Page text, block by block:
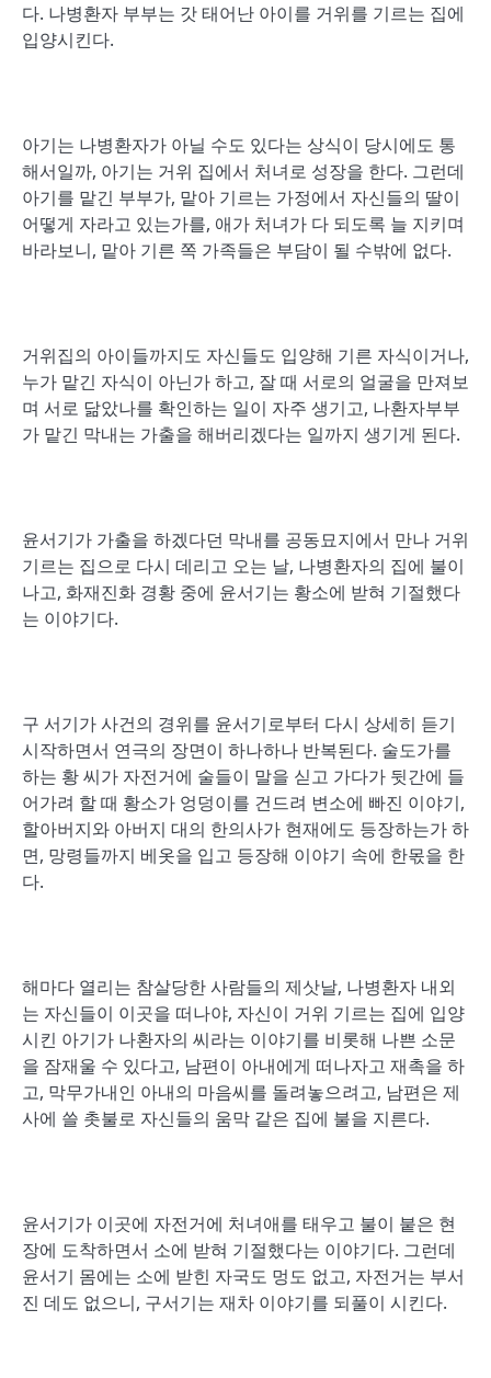
다. 나병환자 부부는 갓 태어난 아이를 거위를 기르는 집에
입양시킨다.
아기는 나병환자가 아닐 수도 있다는 상식이 당시에도 통
해서일까, 아기는 거위 집에서 처녀로 성장을 한다. 그런데
아기를 맡긴 부부가, 맡아 기르는 가정에서 자신들의 딸이
어떻게 자라고 있는가를, 애가 처녀가 다 되도록 늘 지키며
바라보니, 맡아 기른 쪽 가족들은 부담이 될 수밖에 없다.
거위집의 아이들까지도 자신들도 입양해 기른 자식이거나,
누가 맡긴 자식이 아닌가 하고, 잘 때 서로의 얼굴을 만져보
며 서로 닮았나를 확인하는 일이 자주 생기고, 나환자부부
가 맡긴 막내는 가출을 해버리겠다는 일까지 생기게 된다.
윤서기가 가출을 하겠다던 막내를 공동묘지에서 만나 거위
기르는 집으로 다시 데리고 오는 날, 나병환자의 집에 불이
나고, 화재진화 경황 중에 윤서기는 황소에 받혀 기절했다
는 이야기다.
구 서기가 사건의 경위를 윤서기로부터 다시 상세히 듣기
시작하면서 연극의 장면이 하나하나 반복된다. 술도가를
하는 황 씨가 자전거에 술들이 말을 싣고 가다가 뒷간에 들
어가려 할 때 황소가 엉덩이를 건드려 변소에 빠진 이야기,
할아버지와 아버지 대의 한의사가 현재에도 등장하는가 하
면, 망령들까지 베옷을 입고 등장해 이야기 속에 한몫을 한
다.
해마다 열리는 참살당한 사람들의 제삿날, 나병환자 내외
는 자신들이 이곳을 떠나야, 자신이 거위 기르는 집에 입양
시킨 아기가 나환자의 씨라는 이야기를 비롯해 나쁜 소문
을 잠재울 수 있다고, 남편이 아내에게 떠나자고 재촉을 하
고, 막무가내인 아내의 마음씨를 돌려놓으려고, 남편은 제
사에 쓸 촛불로 자신들의 움막 같은 집에 불을 지른다.
윤서기가 이곳에 자전거에 처녀애를 태우고 불이 붙은 현
장에 도착하면서 소에 받혀 기절했다는 이야기다. 그런데
윤서기 몸에는 소에 받힌 자국도 멍도 없고, 자전거는 부서
진 데도 없으니, 구서기는 재차 이야기를 되풀이 시킨다.